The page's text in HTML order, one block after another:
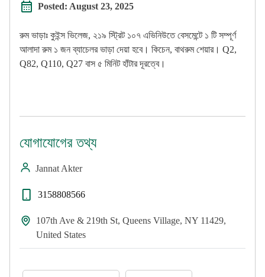
Posted: August 23, 2025
রুম ভাড়াঃ কুইন্স ভিলেজ, ২১৯ স্ট্রিট ১০৭ এভিনিউতে বেসমেন্টে ১ টি সম্পূর্ণ
আলাদা রুম ১ জন ব্যাচেলর ভাড়া দেয়া হবে। কিচেন, বাথরুম শেয়ার। Q2,
Q82, Q110, Q27 বাস ৫ মিনিট হাঁটার দূরত্বে।
যোগাযোগের তথ্য
Jannat Akter
3158808566
107th Ave & 219th St, Queens Village, NY 11429,
United States